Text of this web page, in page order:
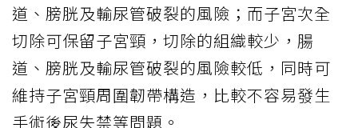
道、膀胱及輸尿管破裂的風險；而子宮次全
切除可保留子宮頸，切除的組織較少，腸
道、膀胱及輸尿管破裂的風險較低，同時可
維持子宮頸周圍韌帶構造，比較不容易發生
手術後尿失禁等問題。